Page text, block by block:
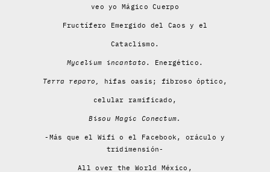
veo yo Mágico Cuerpo
Fructífero Emergido del Caos y el
Cataclismo.
Mycelium incantato . Energético.
Terra reparo, hifas oasis; fibroso óptico,
celular ramificado,
Bisou Magic Conectum.
-Más que el Wifi o el Facebook, oráculo y
tridimensión-
All over the World México,